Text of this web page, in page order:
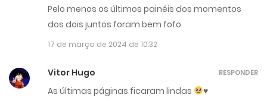
Pelo menos os últimos painéis dos momentos
dos dois juntos foram bem fofo.
17 de março de 2024 de 10:32
Vitor Hugo
As últimas páginas ficaram lindas
♥️
RESPONDER